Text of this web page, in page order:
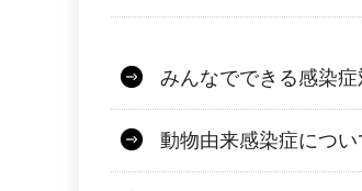
みんなでできる感染
動物由来感染症につい